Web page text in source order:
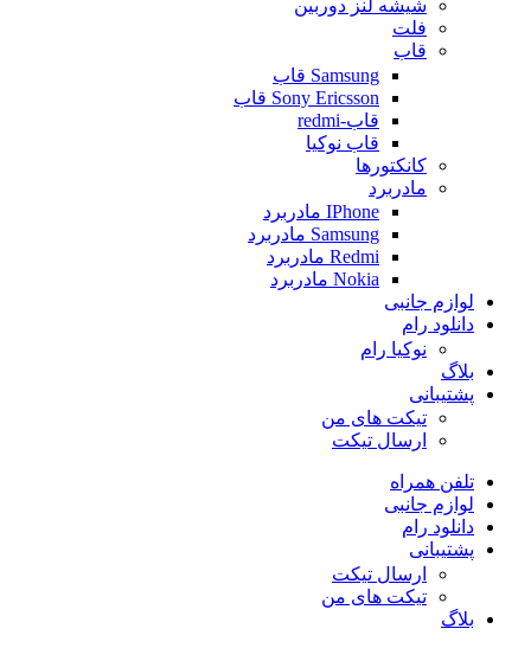
شیشه لنز دوربین
فلت
قاب
Samsung قاب
Sony Ericsson قاب
قاب-redmi
قاب نوکیا
کانکتورها
مادربرد
IPhone مادربرد
Samsung مادربرد
Redmi مادربرد
Nokia مادربرد
لوازم جانبی
دانلود رام
نوکیا رام
بلاگ
پشتیبانی
تیکت های من
ارسال تیکت
تلفن همراه
لوازم جانبی
دانلود رام
پشتیبانی
ارسال تیکت
تیکت های من
بلاگ